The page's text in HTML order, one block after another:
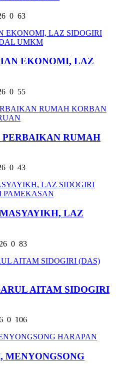
0 63
EKONOMI, LAZ
0 55
RUMAH
0 43
LAZ
0 83
AITAM SIDOGIRI
0 106
MENYONGSONG